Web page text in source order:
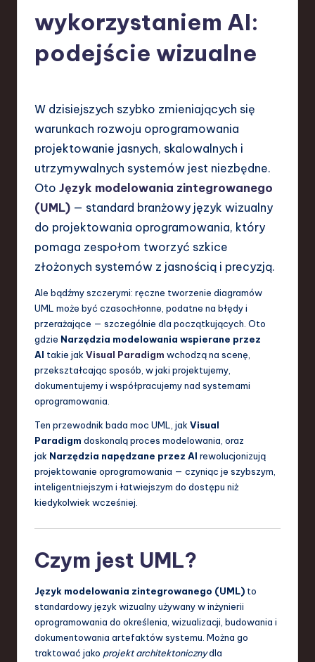
L
T
in
S
w
T
wykorzystaniem AI:
podejście wizualne
W dzisiejszych szybko zmieniających się
warunkach rozwoju oprogramowania
projektowanie jasnych, skalowalnych i
utrzymywalnych systemów jest niezbędne.
Oto Język modelowania zintegrowanego
(UML) — standard branżowy język wizualny
do projektowania oprogramowania, który
pomaga zespołom tworzyć szkice
złożonych systemów z jasnością i precyzją.
Ale bądźmy szczerymi: ręczne tworzenie diagramów
UML może być czasochłonne, podatne na błędy i
przerażające — szczególnie dla początkujących. Oto
gdzie Narzędzia modelowania wspierane przez
AI takie jak Visual Paradigm wchodzą na scenę,
przekształcając sposób, w jaki projektujemy,
dokumentujemy i współpracujemy nad systemami
oprogramowania.
Ten przewodnik bada moc UML, jak Visual
Paradigm doskonalą proces modelowania, oraz
jak Narzędzia napędzane przez AI rewolucjonizują
projektowanie oprogramowania — czyniąc je szybszym,
inteligentniejszym i łatwiejszym do dostępu niż
kiedykolwiek wcześniej.
Czym jest UML?
Język modelowania zintegrowanego (UML) to
standardowy język wizualny używany w inżynierii
oprogramowania do określenia, wizualizacji, budowania i
dokumentowania artefaktów systemu. Można go
traktować jako projekt architektonicznydla